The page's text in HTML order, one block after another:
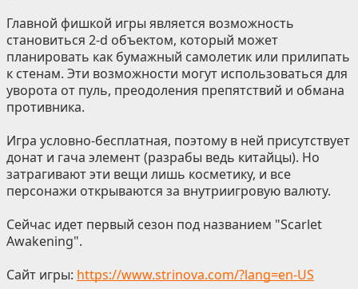
Главной фишкой игры является возможность
становиться 2-d объектом, который может
планировать как бумажный самолетик или прилипать
к стенам. Эти возможности могут использоваться для
уворота от пуль, преодоления препятствий и обмана
противника.
Игра условно-бесплатная, поэтому в ней присутствует
донат и гача элемент (разрабы ведь китайцы). Но
затрагивают эти вещи лишь косметику, и все
персонажи открываются за внутриигровую валюту.
Сейчас идет первый сезон под названием "Scarlet
Awakening".
Сайт игры: https://www.strinova.com/?lang=en-US